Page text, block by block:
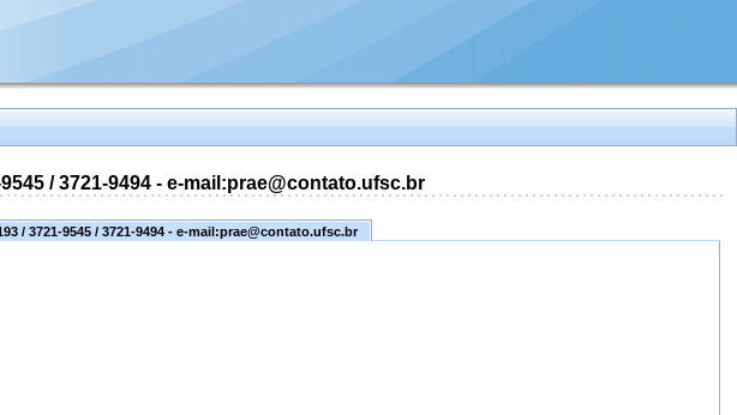
/ 3721-9494 - e-mail:prae@contato.ufsc.br
/ 3721-9545 / 3721-9494 - e-mail:prae@contato.ufsc.br